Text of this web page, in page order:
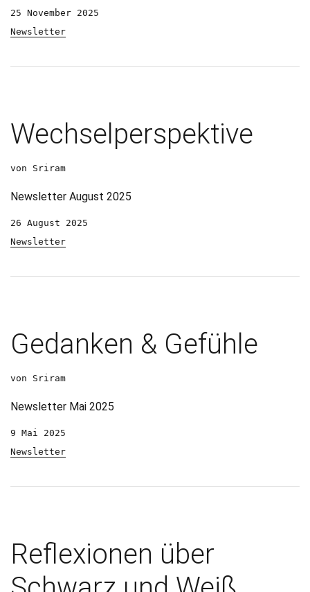
25 November 2025
Newsletter
Wechselperspektive
von Sriram
Newsletter August 2025
26 August 2025
Newsletter
Gedanken & Gefühle
von Sriram
Newsletter Mai 2025
9 Mai 2025
Newsletter
Reflexionen über